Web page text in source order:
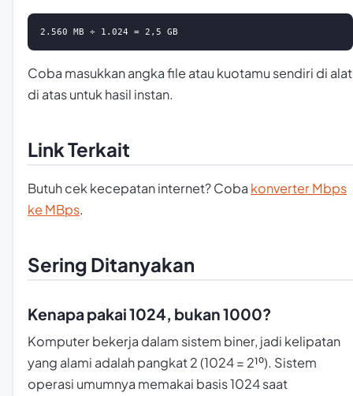
2.560 MB ÷ 1.024 = 2,5 GB
Coba masukkan angka file atau kuotamu sendiri di alat
di atas untuk hasil instan.
Link Terkait
Butuh cek kecepatan internet? Coba konverter Mbps
ke MBps.
Sering Ditanyakan
Kenapa pakai 1024, bukan 1000?
Komputer bekerja dalam sistem biner, jadi kelipatan
yang alami adalah pangkat 2 (1024 = 2¹⁰). Sistem
operasi umumnya memakai basis 1024 saat